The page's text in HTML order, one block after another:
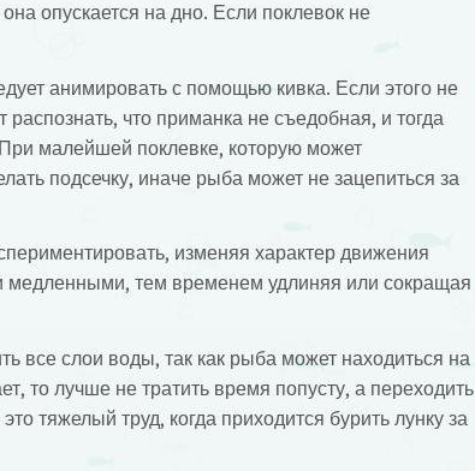
опускается на дно. Если поклевок не
анимировать с помощью кивка. Если этого не
что приманка не съедобная, и тогда
малейшей поклевке, которую может
подсечку, иначе рыба может не зацепиться за
изменяя характер движения
медленными, тем временем удлиняя или сокращая
все слои воды, так как рыба может находиться на
то лучше не тратить время попусту, а переходить
тяжелый труд, когда приходится бурить лунку за